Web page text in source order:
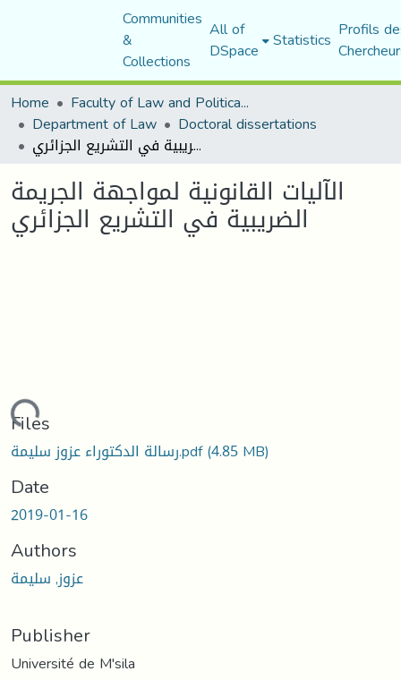
Communities
&
Collections
All of
DSpace Statistics Profils
Home
Faculty of Law and Political Science
Department of Law Doctoral dissertations
الآليات القانونية لمواجهة الجريمة الضريبية في التشريع الجزائري
الآليات القانونية لمواجهة الجريمة
الضريبية في التشريع الجزائري
Files
رسالة الدكتوراء عزوز سليمة.pdf(4.85 MB)
Date
2019-01-16
Authors
عزوز, سليمة
Publisher
Université de M'sila